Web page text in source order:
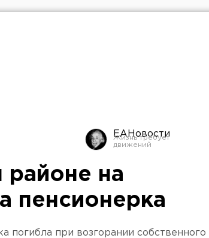
ЕАНовости
районе на
пенсионерка
погибла при возгорании собственного